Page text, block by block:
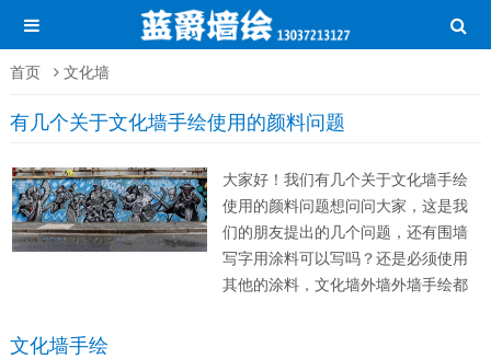
首页 文化墙
有几个关于文化墙手绘使用的颜料问题
大家好！我们有几个关于文化墙手绘
使用的颜料问题想问问大家，这是我
们的朋友提出的几个问题，还有围墙
写字用涂料可以写吗？还是必须使用
其他的涂料，文化墙外墙外墙手绘都
文化墙手绘